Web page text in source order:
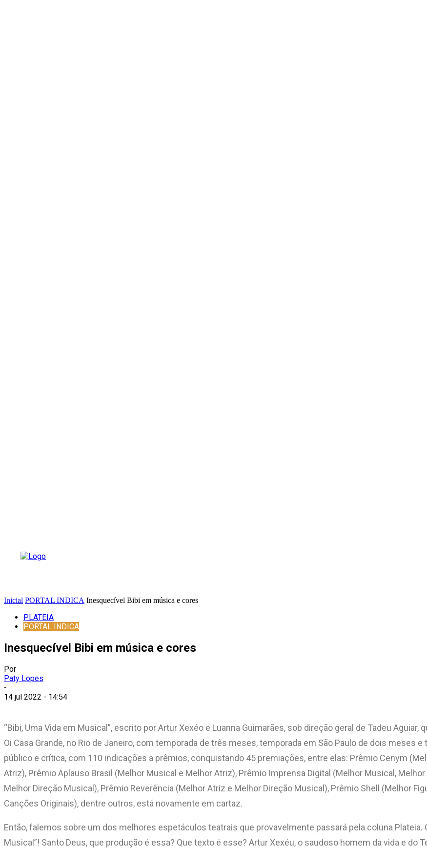
Inicial PORTAL INDICA Inesquecível Bibi em música e cores
PLATEIA
PORTAL INDICA
Inesquecível Bibi em música e cores
Por
Paty Lopes
-
14 jul 2022 - 14:54
“Bibi, Uma Vida em Musical”, escrito por Artur Xexéo e Luanna Guimarães, sob direção geral de Tadeu
Oi Casa Grande, no Rio de Janeiro, com temporada de três meses, temporada em São Paulo de dois meses
público e crítica, com 110 indicações a prêmios, conquistando 45 premiações, entre elas: Prêmio Cenym
Atriz), Prêmio Aplauso Brasil (Melhor Musical e Melhor Atriz), Prêmio Imprensa Digital (Melhor Musical,
Melhor Direção Musical), Prêmio Reverência (Melhor Atriz e Melhor Direção Musical), Prêmio Shell (Melhor
Canções Originais), dentre outros, está novamente em cartaz.
Então, falemos sobre um dos melhores espetáculos teatrais que provavelmente passará pela coluna Plateia.
Musical”! Santo Deus, que produção é essa? Que texto é esse? Artur Xexéu, o saudoso homem da vida e